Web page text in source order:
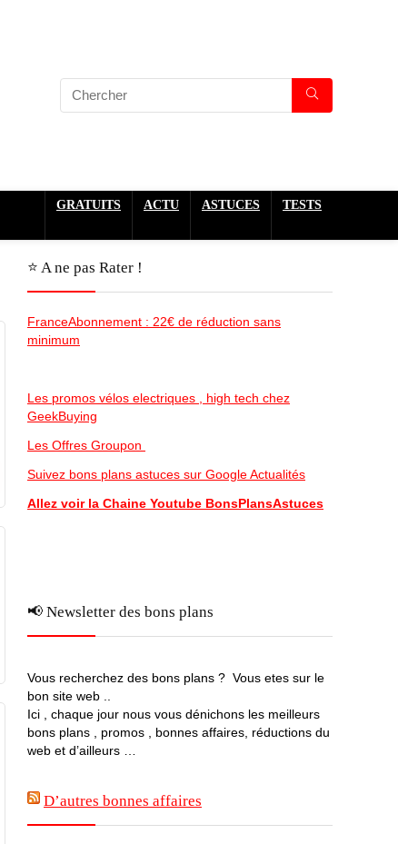
GRATUITS ACTU ASTUCES TESTS
⭐️ A ne pas Rater !
FranceAbonnement : 22€ de réduction sans
minimum
Les promos vélos electriques , high tech chez
GeekBuying
Les Offres Groupon
Suivez bons plans astuces sur Google Actualités
Allez voir la Chaine Youtube BonsPlansAstuces
📢 Newsletter des bons plans
Vous recherchez des bons plans ? Vous etes sur le
bon site web ..
Ici , chaque jour nous vous dénichons les meilleurs
bons plans , promos , bonnes affaires, réductions du
web et d’ailleurs …
D’autres bonnes affaires